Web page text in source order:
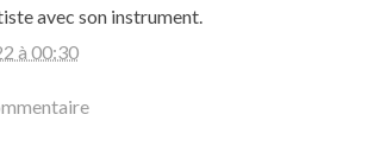
avec son instrument.
à 00:30